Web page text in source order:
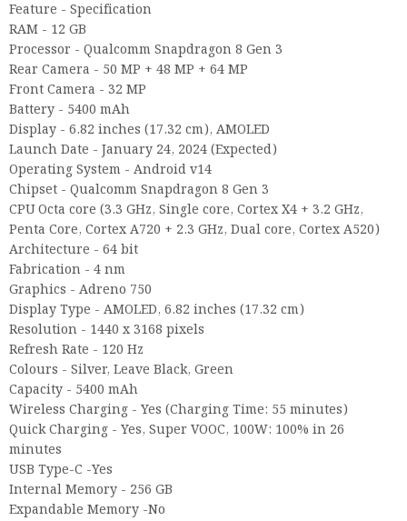
Feature - Specification
RAM - 12 GB
Processor - Qualcomm Snapdragon 8 Gen 3
Rear Camera - 50 MP + 48 MP + 64 MP
Front Camera - 32 MP
Battery - 5400 mAh
Display - 6.82 inches (17.32 cm), AMOLED
Launch Date - January 24, 2024 (Expected)
Operating System - Android v14
Chipset - Qualcomm Snapdragon 8 Gen 3
CPUOcta core (3.3 GHz, Single core, Cortex X4 + 3.2 GHz,
Penta Core, Cortex A720 + 2.3 GHz, Dual core, Cortex A520)
Architecture - 64 bit
Fabrication - 4 nm
Graphics - Adreno 750
Display Type - AMOLED, 6.82 inches (17.32 cm)
Resolution - 1440 x 3168 pixels
Refresh Rate - 120 Hz
Colours - Silver, Leave Black, Green
Capacity - 5400 mAh
Wireless Charging - Yes (Charging Time: 55 minutes)
Quick Charging - Yes, Super VOOC, 100W: 100% in 26
minutes
USB Type-C -Yes
Internal Memory - 256 GB
Expandable Memory -No